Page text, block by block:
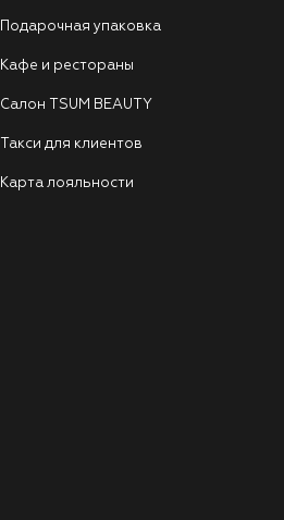
Подарочная упаковка
Кафе и рестораны
Салон TSUM BEAUTY
Такси для клиентов
Карта лояльности